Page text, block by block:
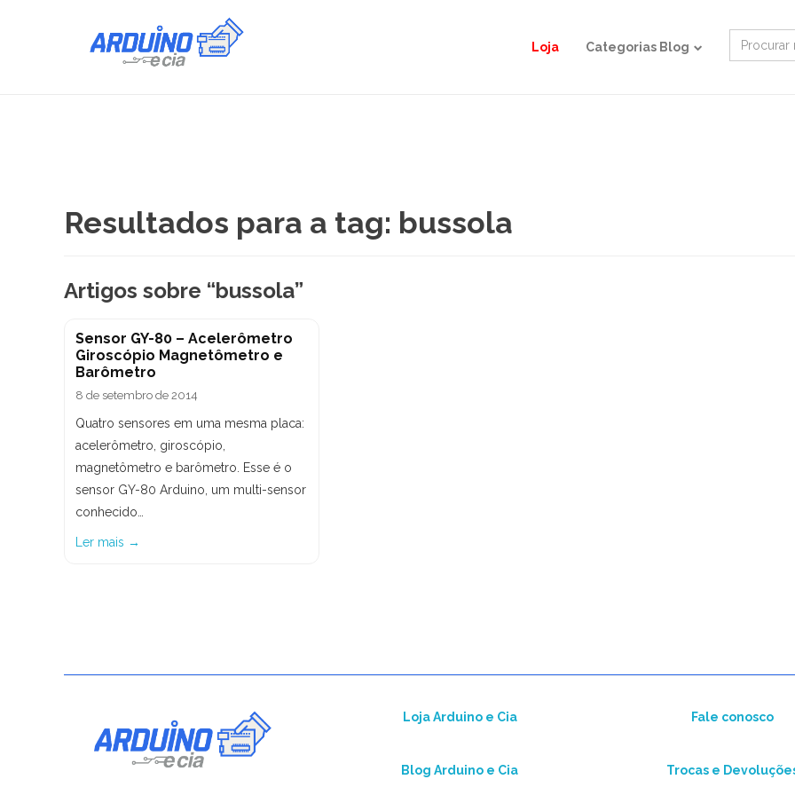
Loja Categorias Blog
Search
for:
Resultados para a tag: bussola
Artigos sobre “bussola”
Sensor GY-80 – Acelerômetro
Giroscópio Magnetômetro e
Barômetro
8 de setembro de 2014
Quatro sensores em uma mesma placa:
acelerômetro, giroscópio,
magnetômetro e barômetro. Esse é o
sensor GY-80 Arduino, um multi-sensor
conhecido…
Ler mais →
Loja Arduino e Cia
Blog Arduino e Cia
Fale conosco
Trocas e